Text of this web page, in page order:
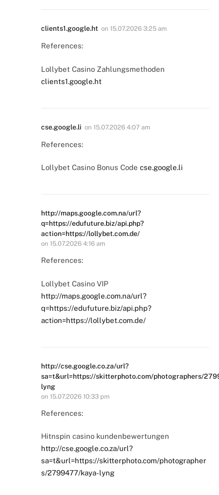
clients1.google.ht on 15.07.2026 3:25 am
References:
Lollybet Casino Zahlungsmethoden
clients1.google.ht
cse.google.li on 15.07.2026 4:07 am
References:
Lollybet Casino Bonus Code cse.google.li
http://maps.google.com.na/url?
q=https://edufuture.biz/api.php?
action=https://lollybet.com.de/
on 15.07.2026 4:16 am
References:
Lollybet Casino VIP
http://maps.google.com.na/url?
q=https://edufuture.biz/api.php?
action=https://lollybet.com.de/
http://cse.google.co.za/url?
sa=t&url=https://skitterphoto.com/photographers/
lyng
on 15.07.2026 10:33 pm
References:
Hitnspin casino kundenbewertungen
http://cse.google.co.za/url?
sa=t&url=https://skitterphoto.com/photographer
s/2799477/kaya-lyng